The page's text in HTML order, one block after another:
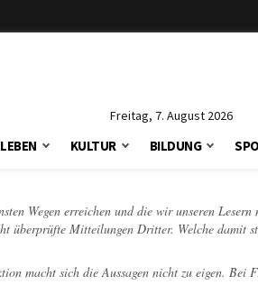
Freitag, 7. August 2026
LEBEN KULTUR BILDUNG
Wegen erreichen und die wir unseren
Mitteilungen Dritter. Welche damit
macht sich die Aussagen nicht zu eigen. Bei